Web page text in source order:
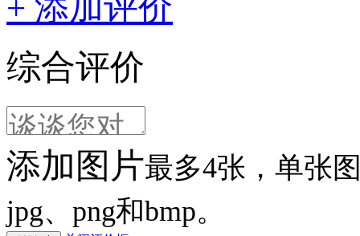
+ 添加评价
综合评价
添加图片最多4张，单张
jpg、png和bmp。